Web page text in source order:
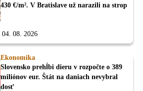
430 €/m². V Bratislave už narazili na strop
04. 08. 2026
Ekonomika
Slovensko prehĺbi dieru v rozpočte o 389
miliónov eur. Štát na daniach nevybral
dosť